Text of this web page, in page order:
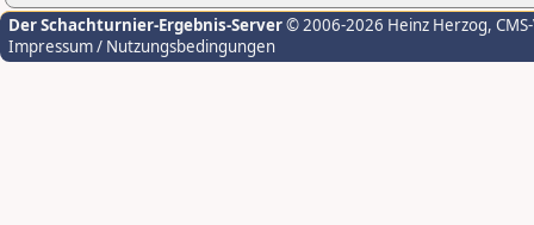
Der Schachturnier-Ergebnis-Server© 2006-2026 Heinz Herzog,
Impressum / Nutzungsbedingungen